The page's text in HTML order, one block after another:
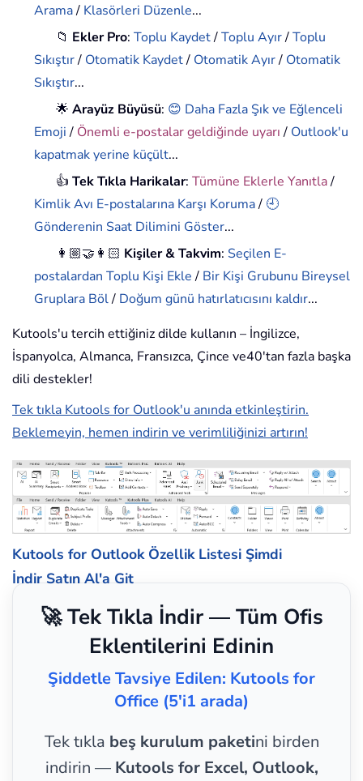
Arama/ Klasörleri Düzenle...
📁 Ekler Pro:Toplu Kaydet/Toplu Ayır/Toplu
Sıkıştır/ Otomatik Kaydet/ Otomatik Ayır/ Otomatik
Sıkıştır...
🌟Arayüz Büyüsü: 😊 Daha Fazla Şık ve Eğlenceli
Emoji/ Önemli e-postalar geldiğinde uyarı/ Outlook'u
kapatmak yerine küçült...
👍Tek Tıkla Harikalar:Tümüne Eklerle Yanıtla/
Kimlik Avı E-postalarına Karşı Koruma/ 🕘
Gönderenin Saat Dilimini Göster...
👩🏼‍🤝‍👩🏻 Kişiler & Takvim: Seçilen E-
postalardan Toplu Kişi Ekle/ Bir Kişi Grubunu Bireysel
Gruplara Böl/ Doğum günü hatırlatıcısını kaldır...
Kutools'u tercih ettiğiniz dilde kullanın – İngilizce,
İspanyolca, Almanca, Fransızca, Çince ve40'tan fazla başka
dili destekler!
Tek tıkla Kutools for Outlook'u anında etkinleştirin.
Beklemeyin, hemen indirin ve verimliliğinizi artırın!
Kutools for Outlook Özellik Listesi Şimdi
İndir Satın Al'a Git
🚀 Tek Tıkla İndir — Tüm Ofis
Eklentilerini Edinin
Şiddetle Tavsiye Edilen: Kutools for
Office (5'i1 arada)
Tek tıkla beş kurulum paketini birden
indirin — Kutools for Excel, Outlook,